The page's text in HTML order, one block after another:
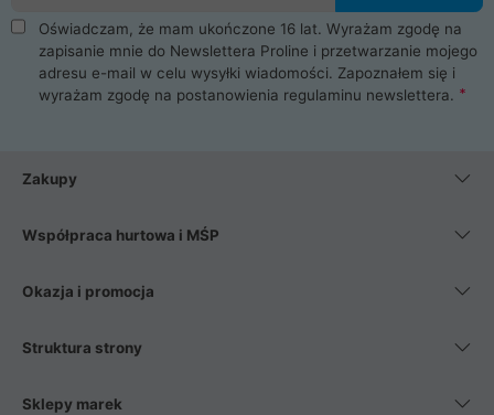
Oświadczam, że mam ukończone 16 lat. Wyrażam zgodę na
zapisanie mnie do Newslettera Proline i przetwarzanie mojego
adresu e-mail w celu wysyłki wiadomości. Zapoznałem się i
wyrażam zgodę na postanowienia regulaminu newslettera.
Zakupy
Współpraca hurtowa i MŚP
Okazja i promocja
Struktura strony
Sklepy marek